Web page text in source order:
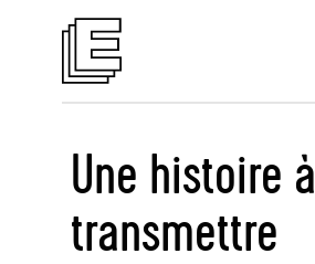
Une histoire à
transmettre